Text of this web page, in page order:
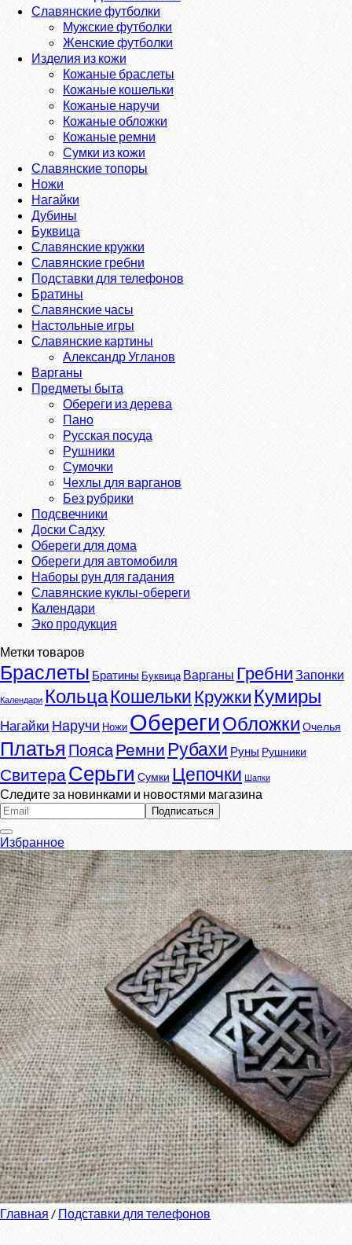
Славянские футболки
Мужские футболки
Женские футболки
Изделия из кожи
Кожаные браслеты
Кожаные кошельки
Кожаные наручи
Кожаные обложки
Кожаные ремни
Сумки из кожи
Славянские топоры
Ножи
Нагайки
Дубины
Буквица
Славянские кружки
Славянские гребни
Подставки для телефонов
Братины
Славянские часы
Настольные игры
Славянские картины
Александр Угланов
Варганы
Предметы быта
Обереги из дерева
Пано
Русская посуда
Рушники
Сумочки
Чехлы для варганов
Без рубрики
Подсвечники
Доски Садху
Обереги для дома
Обереги для автомобиля
Наборы рун для гадания
Славянские куклы-обереги
Календари
Эко продукция
Метки товаров
Браслеты Братины Буквица Варганы Гребни Запонки
Календари КольцаКошелькиКружки Кумиры
Нагайки Наручи Ножи ОберегиОбложки Очелья
Платья ПоясаРемни Рубахи Руны Рушники
СвитераСерьги Сумки Цепочки Шапки
Следите за новинками и новостями магазина
Избранное
Главная / Подставки для телефонов